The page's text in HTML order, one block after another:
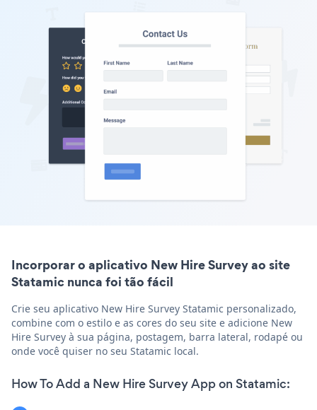
Incorporar o aplicativo New Hire Survey ao site
Statamic nunca foi tão fácil
Crie seu aplicativo New Hire Survey Statamic personalizado,
combine com o estilo e as cores do seu site e adicione New
Hire Survey à sua página, postagem, barra lateral, rodapé ou
onde você quiser no seu Statamic local.
How To Add a New Hire Survey App on Statamic: